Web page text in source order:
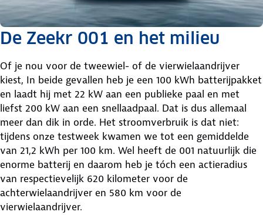
De Zeekr 001 en het milieu
Of je nou voor de tweewiel- of de vierwielaandrijver
kiest, In beide gevallen heb je een 100 kWh batterijpakket
en laadt hij met 22 kW aan een publieke paal en met
liefst 200 kW aan een snellaadpaal. Dat is dus allemaal
meer dan dik in orde. Het stroomverbruik is dat niet:
tijdens onze testweek kwamen we tot een gemiddelde
van 21,2 kWh per 100 km. Wel heeft de 001 natuurlijk die
enorme batterij en daarom heb je tóch een actieradius
van respectievelijk 620 kilometer voor de
achterwielaandrijver en 580 km voor de
vierwielaandrijver.